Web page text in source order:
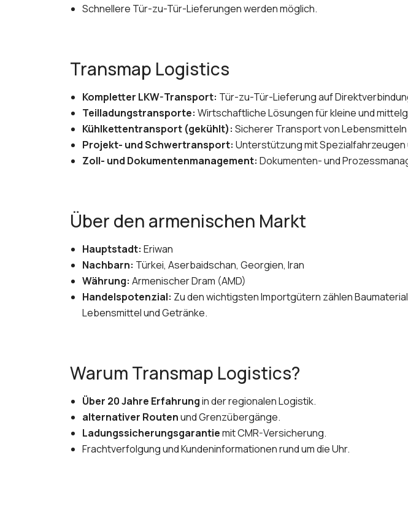
Schnellere Tür-zu-Tür-Lieferungen werden möglich.
Transmap Logistics
Kompletter LKW-Transport: Tür-zu-Tür-Lieferung auf
Teilladungstransporte: Wirtschaftliche Lösungen für kleine und
Kühlkettentransport (gekühlt): Sicherer Transport von
Projekt- und Schwertransport: Unterstützung mit
Zoll- und Dokumentenmanagement: Dokumenten- und
Über den armenischen Markt
Hauptstadt: Eriwan
Nachbarn: Türkei, Aserbaidschan, Georgien, Iran
Währung: Armenischer Dram (AMD)
Handelspotenzial: Zu den wichtigsten Importgütern zählen
Lebensmittel und Getränke.
Warum Transmap Logistics?
Über 20 Jahre Erfahrungin der regionalen Logistik.
alternativer Routenund Grenzübergänge.
Ladungssicherungsgarantiemit CMR-Versicherung.
Frachtverfolgung und Kundeninformationen rund um die Uhr.